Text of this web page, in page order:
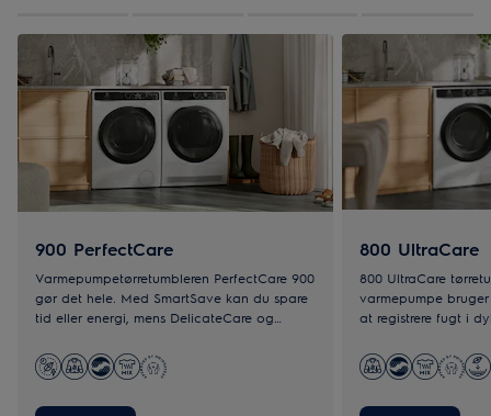
900 PerfectCare
Varmepumpetørretumbleren PerfectCare 900
gør det hele. Med SmartSave kan du spare
tid eller energi, mens DelicateCare og
800 UltraCare
800 UltraCare
varmepumpe
at registrere fugt i
jævnt. Selv tykke
og skånsomt.